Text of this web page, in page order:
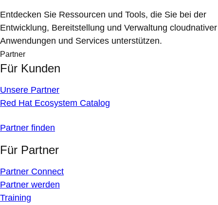
Entdecken Sie Ressourcen und Tools, die Sie bei der
Entwicklung, Bereitstellung und Verwaltung cloudnativer
Anwendungen und Services unterstützen.
Partner
Für Kunden
Unsere Partner
Red Hat Ecosystem Catalog
Partner finden
Für Partner
Partner Connect
Partner werden
Training